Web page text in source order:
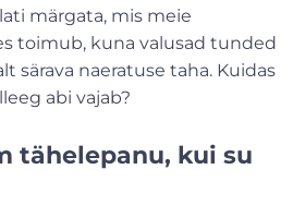
märgata, mis meie
toimub, kuna valusad tunded
särava naeratuse taha. Kuidas
abi vajab?
tähelepanu, kui su